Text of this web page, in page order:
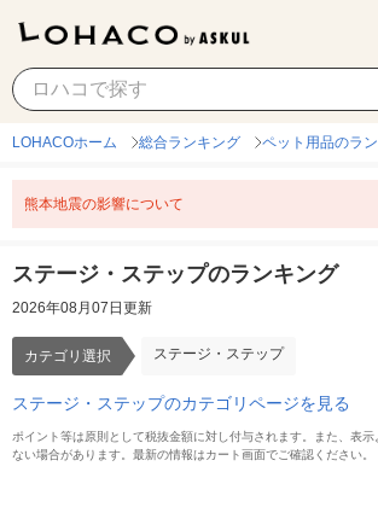
ステージ・ステップ
LOHACOホーム 総合ランキング ペット用品のラ
熊本地震の影響について
ステージ・ステップのランキング
2026年08月07日更新
カテゴリ選択 ステージ・ステップ
ステージ・ステップのカテゴリページを見る
ポイント等は原則として税抜金額に対し付与されます。また、表
ない場合があります。最新の情報はカート画面でご確認ください。